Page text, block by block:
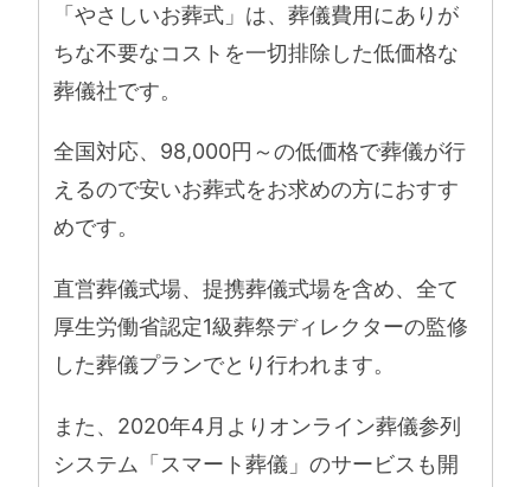
「やさしいお葬式」は、葬儀費用にありが
ちな不要なコストを一切排除した低価格な
葬儀社です。
全国対応、98,000円～の低価格で葬儀が行
えるので安いお葬式をお求めの方におすす
めです。
直営葬儀式場、提携葬儀式場を含め、全て
厚生労働省認定1級葬祭ディレクターの監修
した葬儀プランでとり行われます。
また、2020年4月よりオンライン葬儀参列
システム「スマート葬儀」のサービスも開